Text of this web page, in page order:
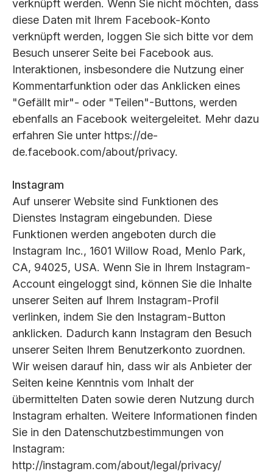
verknüpft werden. Wenn Sie nicht möchten, dass
diese Daten mit Ihrem Facebook-Konto
verknüpft werden, loggen Sie sich bitte vor dem
Besuch unserer Seite bei Facebook aus.
Interaktionen, insbesondere die Nutzung einer
Kommentarfunktion oder das Anklicken eines
"Gefällt mir"- oder "Teilen"-Buttons, werden
ebenfalls an Facebook weitergeleitet. Mehr dazu
erfahren Sie unter https://de-
de.facebook.com/about/privacy.
Instagram
Auf unserer Website sind Funktionen des
Dienstes Instagram eingebunden. Diese
Funktionen werden angeboten durch die
Instagram Inc., 1601 Willow Road, Menlo Park,
CA, 94025, USA. Wenn Sie in Ihrem Instagram-
Account eingeloggt sind, können Sie die Inhalte
unserer Seiten auf Ihrem Instagram-Profil
verlinken, indem Sie den Instagram-Button
anklicken. Dadurch kann Instagram den Besuch
unserer Seiten Ihrem Benutzerkonto zuordnen.
Wir weisen darauf hin, dass wir als Anbieter der
Seiten keine Kenntnis vom Inhalt der
übermittelten Daten sowie deren Nutzung durch
Instagram erhalten. Weitere Informationen finden
Sie in den Datenschutzbestimmungen von
Instagram:
http://instagram.com/about/legal/privacy/